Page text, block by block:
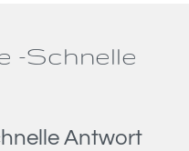
-Schnelle
Antwort